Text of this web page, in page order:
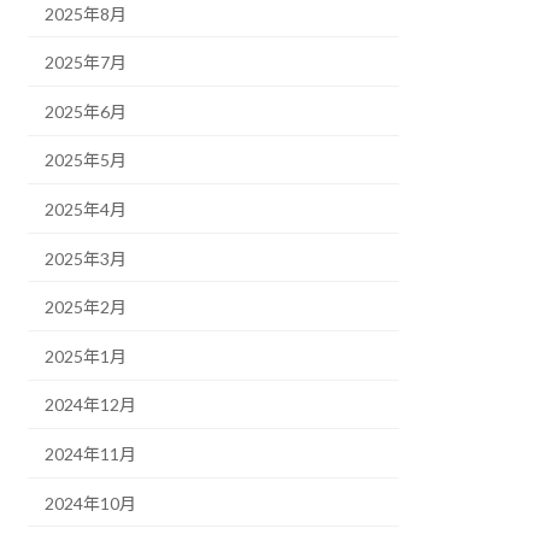
2025年8月
2025年7月
2025年6月
2025年5月
2025年4月
2025年3月
2025年2月
2025年1月
2024年12月
2024年11月
2024年10月